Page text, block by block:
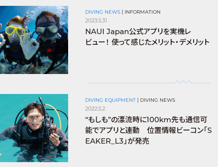
DIVING NEWS | INFORMATION
2023.5.31
NAUI Japan公式アプリを実機レ
ビュー！ 使って感じたメリット・デメリット
DIVING EQUIPMENT | DIVING NEWS
2022.5.2
“もしも”の漂流時に100km先も通信可
能でアプリと連動 位置情報ビーコン「S
EAKER_L3」が発売